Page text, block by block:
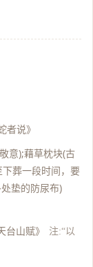
者说》
意);藉草枕块(古
葬一段时间，要
垫的防尿布)
台山赋》
注:“以